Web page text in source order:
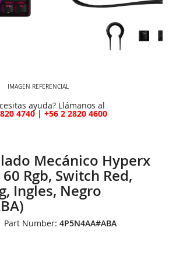
IMAGEN REFERENCIAL
ayuda? Llámanos al
4740 | +56 2 2820 4600
Mecánico Hyperx
Rgb, Switch Red,
Ingles, Negro
Part Number:4P5N4AA#ABA